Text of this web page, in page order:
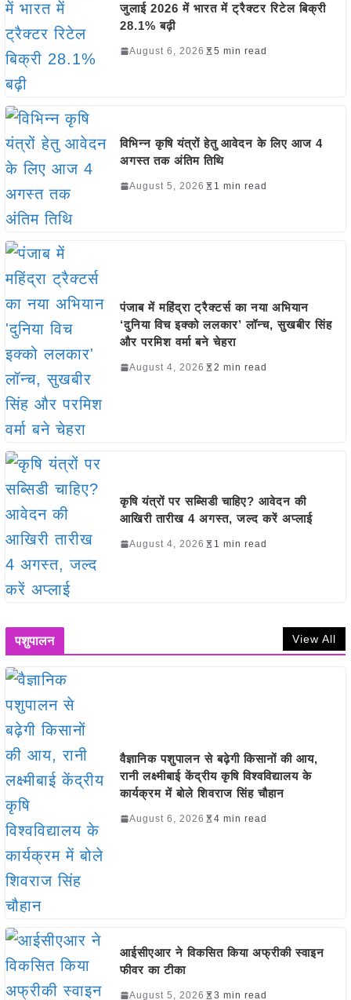
जुलाई 2026 में भारत में ट्रैक्टर रिटेल बिक्री
28.1% बढ़ी
August 6, 2026 5 min read
विभिन्न कृषि यंत्रों हेतु आवेदन के लिए आज 4
अगस्त तक अंतिम तिथि
August 5, 2026 1 min read
पंजाब में महिंद्रा ट्रैक्टर्स का नया अभियान
‘दुनिया विच इक्को ललकार’ लॉन्च, सुखबीर सिंह
और परमिश वर्मा बने चेहरा
August 4, 2026 2 min read
कृषि यंत्रों पर सब्सिडी चाहिए? आवेदन की
आखिरी तारीख 4 अगस्त, जल्द करें अप्लाई
August 4, 2026 1 min read
पशुपालन View All
वैज्ञानिक पशुपालन से बढ़ेगी किसानों की आय,
रानी लक्ष्मीबाई केंद्रीय कृषि विश्वविद्यालय के
कार्यक्रम में बोले शिवराज सिंह चौहान
August 6, 2026 4 min read
आईसीएआर ने विकसित किया अफ्रीकी स्वाइन
फीवर का टीका
August 5, 2026 3 min read